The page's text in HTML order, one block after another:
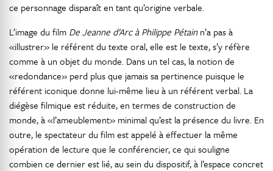
ce personnage disparaît en tant qu’origine verbale.
L’image du film De Jeanne d’Arc à Philippe Pétainn’a pas à
«illustrer» le référent du texte oral, elle est le texte, s’y réfère
comme à un objet du monde. Dans un tel cas, la notion de
«redondance» perd plus que jamais sa pertinence puisque le
référent iconique donne lui-même lieu à un référent verbal. La
diégèse filmique est réduite, en termes de construction de
monde, à «l’ameublement» minimal qu’est la présence du livre. En
outre, le spectateur du film est appelé à effectuer la même
opération de lecture que le conférencier, ce qui souligne
combien ce dernier est lié, au sein du dispositif, à l’espace concret